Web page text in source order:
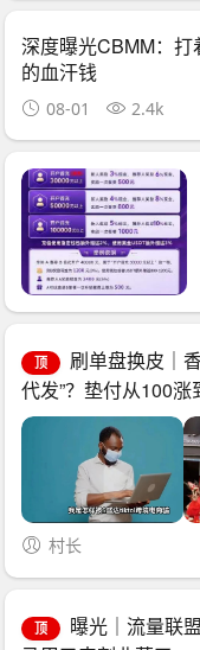
深度曝光CBMM：
的血汗钱
08-01 2.4k
顶
刷单盘换皮｜
代发”？垫付从100
村长
顶
曝光｜流量联